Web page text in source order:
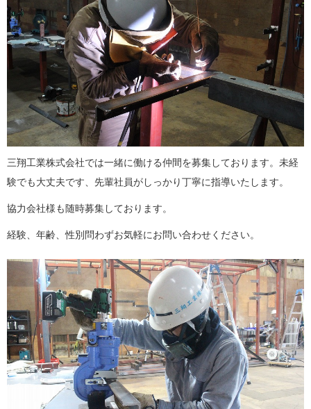
三翔工業株式会社では一緒に働ける仲間を募集しております。未経
験でも大丈夫です、先輩社員がしっかり丁寧に指導いたします。
協力会社様も随時募集しております。
経験、年齢、性別問わずお気軽にお問い合わせください。